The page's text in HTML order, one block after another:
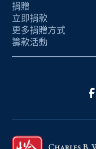
捐贈
立即捐款
更多捐贈方式
籌款活動